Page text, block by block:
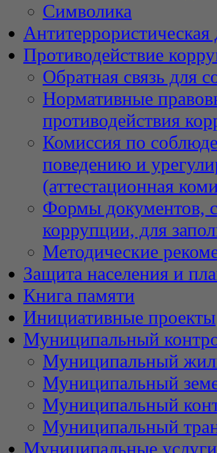
Символика
Антитеррористическая
Противодействие
Обратная связь для
Нормативные
противодействия
Комиссия по
поведению и
(аттестационная
Формы документов,
коррупции, для
Методические
Защита населения и
Книга памяти
Инициативные проекты
Муниципальный
Муниципальный
Муниципальный
Муниципальный
Муниципальный
Муниципальные